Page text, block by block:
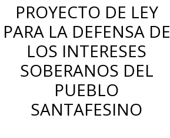
PROYECTO DE LEY
PARA LA DEFENSA DE
LOS INTERESES
SOBERANOS DEL
PUEBLO
SANTAFESINO